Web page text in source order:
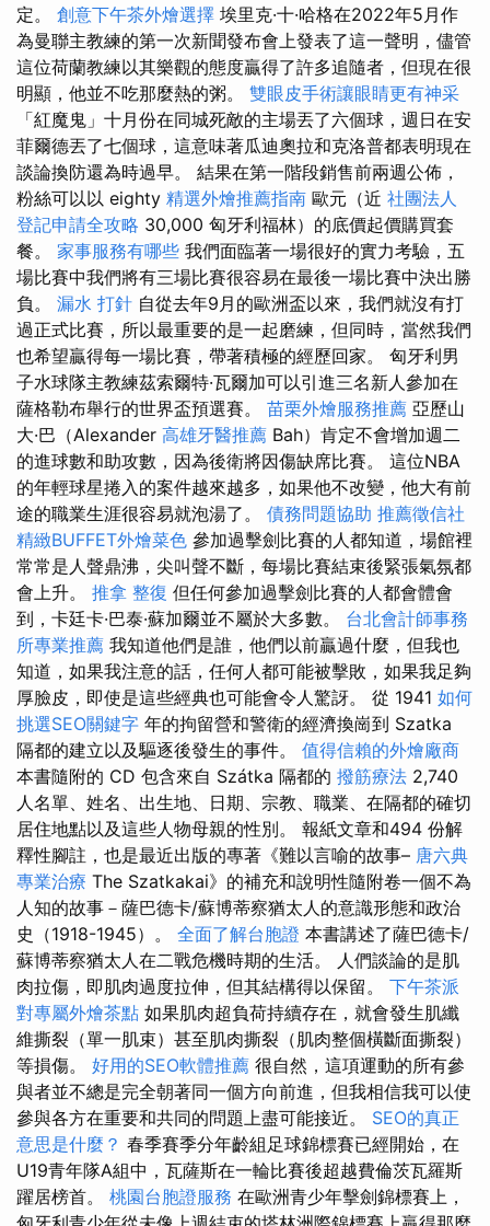
定。 創意下午茶外燴選擇 埃里克·十·哈格在2022年5月作
為曼聯主教練的第一次新聞發布會上發表了這一聲明，儘管
這位荷蘭教練以其樂觀的態度贏得了許多追隨者，但現在很
明顯，他並不吃那麼熱的粥。 雙眼皮手術讓眼睛更有神采
「紅魔鬼」十月份在同城死敵的主場丟了六個球，週日在安
菲爾德丟了七個球，這意味著瓜迪奧拉和克洛普都表明現在
談論換防還為時過早。 結果在第一階段銷售前兩週公佈，
粉絲可以以 eighty 精選外燴推薦指南 歐元（近 社團法人
登記申請全攻略 30,000 匈牙利福林）的底價起價購買套
餐。 家事服務有哪些 我們面臨著一場很好的實力考驗，五
場比賽中我們將有三場比賽很容易在最後一場比賽中決出勝
負。 漏水 打針 自從去年9月的歐洲盃以來，我們就沒有打
過正式比賽，所以最重要的是一起磨練，但同時，當然我們
也希望贏得每一場比賽，帶著積極的經歷回家。 匈牙利男
子水球隊主教練茲索爾特·瓦爾加可以引進三名新人參加在
薩格勒布舉行的世界盃預選賽。 苗栗外燴服務推薦 亞歷山
大·巴（Alexander 高雄牙醫推薦 Bah）肯定不會增加週二
的進球數和助攻數，因為後衛將因傷缺席比賽。 這位NBA
的年輕球星捲入的案件越來越多，如果他不改變，他大有前
途的職業生涯很容易就泡湯了。 債務問題協助 推薦徵信社
精緻BUFFET外燴菜色 參加過擊劍比賽的人都知道，場館裡
常常是人聲鼎沸，尖叫聲不斷，每場比賽結束後緊張氣氛都
會上升。 推拿 整復 但任何參加過擊劍比賽的人都會體會
到，卡廷卡·巴泰·蘇加爾並不屬於大多數。 台北會計師事務
所專業推薦 我知道他們是誰，他們以前贏過什麼，但我也
知道，如果我注意的話，任何人都可能被擊敗，如果我足夠
厚臉皮，即使是這些經典也可能會令人驚訝。 從 1941 如何
挑選SEO關鍵字 年的拘留營和警衛的經濟換崗到 Szatka
隔都的建立以及驅逐後發生的事件。 值得信賴的外燴廠商
本書隨附的 CD 包含來自 Szátka 隔都的 撥筋療法 2,740
人名單、姓名、出生地、日期、宗教、職業、在隔都的確切
居住地點以及這些人物母親的性別。 報紙文章和494 份解
釋性腳註，也是最近出版的專著《難以言喻的故事– 唐六典
專業治療 The Szatkakai》的補充和說明性隨附卷一個不為
人知的故事－薩巴德卡/蘇博蒂察猶太人的意識形態和政治
史（1918-1945）。 全面了解台胞證 本書講述了薩巴德卡/
蘇博蒂察猶太人在二戰危機時期的生活。 人們談論的是肌
肉拉傷，即肌肉過度拉伸，但其結構得以保留。 下午茶派
對專屬外燴茶點 如果肌肉超負荷持續存在，就會發生肌纖
維撕裂（單一肌束）甚至肌肉撕裂（肌肉整個橫斷面撕裂）
等損傷。 好用的SEO軟體推薦 很自然，這項運動的所有參
與者並不總是完全朝著同一個方向前進，但我相信我可以使
參與各方在重要和共同的問題上盡可能接近。 SEO的真正
意思是什麼？ 春季賽季分年齡組足球錦標賽已經開始，在
U19青年隊A組中，瓦薩斯在一輪比賽後超越費倫茨瓦羅斯
躍居榜首。 桃園台胞證服務 在歐洲青少年擊劍錦標賽上，